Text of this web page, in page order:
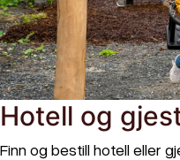
Hotell og
Finn og bestill hotell eller